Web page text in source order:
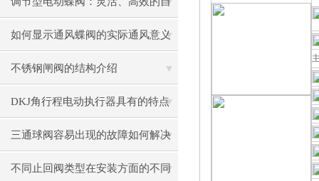
动化解决方案
如何显示通风蝶阀的实际通风意义
不锈钢闸阀的结构介绍
DKJ角行程电动执行器具有的特点
三通球阀容易出现的故障如何解决
不同止回阀类型在安装方面的不同